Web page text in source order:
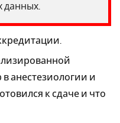
данных.
анестезиологии и
к сдаче и что